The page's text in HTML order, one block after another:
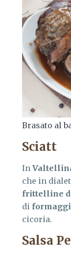
Brasato al
Sciatt
In
che in
frittelline
di
cicoria.
Salsa